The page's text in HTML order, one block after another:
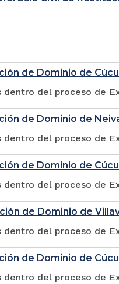
de Dominio de
del proceso de
de Dominio de
del proceso de
de Dominio de
del proceso de
de Dominio de
del proceso de
de Dominio de
del proceso de